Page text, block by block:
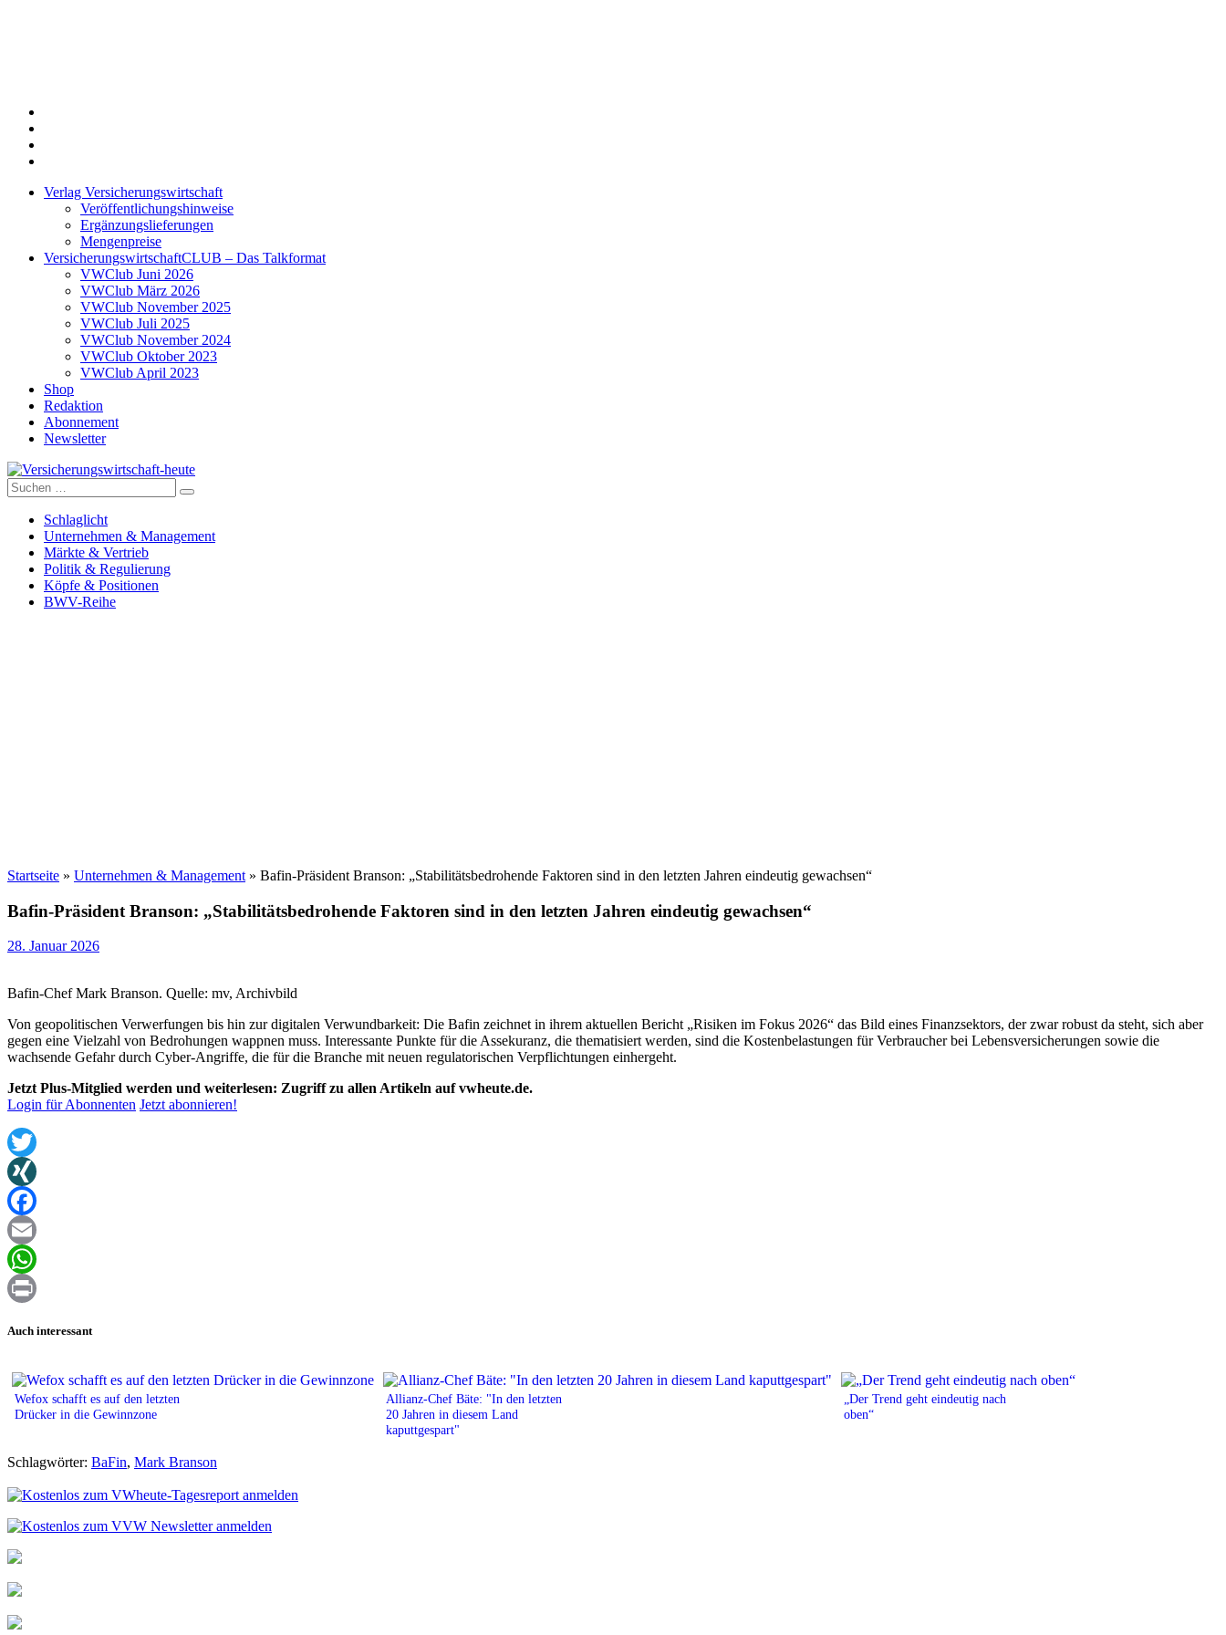
Verlag Versicherungswirtschaft
Veröffentlichungshinweise
Ergänzungslieferungen
Mengenpreise
VersicherungswirtschaftCLUB – Das Talkformat
VWClub Juni 2026
VWClub März 2026
VWClub November 2025
VWClub Juli 2025
VWClub November 2024
VWClub Oktober 2023
VWClub April 2023
Shop
Redaktion
Abonnement
Newsletter
Versicherungswirtschaft-heute
Suche
nach:
Schlaglicht
Unternehmen & Management
Märkte & Vertrieb
Politik & Regulierung
Köpfe & Positionen
BWV-Reihe
Startseite » Unternehmen & Management » Bafin-Präsident Branson: „Stabilitätsbedrohende Faktoren sind in den letzten Jahren eindeutig gewachsen“
Bafin-Präsident Branson: „Stabilitätsbedrohende Faktoren sind in den letzten Jahren eindeutig gewachsen“
28. Januar 2026
Bafin-Chef Mark Branson. Quelle: mv, Archivbild
Von geopolitischen Verwerfungen bis hin zur digitalen Verwundbarkeit: Die Bafin zeichnet in ihrem aktuellen Bericht „Risiken im Fokus 2026“ das Bild eines Finanzsektors, der zwar robust da steht, sich aber
gegen eine Vielzahl von Bedrohungen wappnen muss. Interessante Punkte für die Assekuranz, die thematisiert werden, sind die Kostenbelastungen für Verbraucher bei Lebensversicherungen sowie die
wachsende Gefahr durch Cyber-Angriffe, die für die Branche mit neuen regulatorischen Verpflichtungen einhergeht.
Jetzt Plus-Mitglied werden und weiterlesen: Zugriff zu allen Artikeln auf vwheute.de.
Login für Abonnenten Jetzt abonnieren!
Twitter
XING
Facebook
Email
WhatsApp
Auch interessant
Wefox schafft es auf den letzten
Drücker in die Gewinnzone
Allianz-Chef Bäte: "In den letzten
20 Jahren in diesem Land
kaputtgespart"
„Der Trend geht eindeutig nach
oben“
Schlagwörter: BaFin, Mark Branson